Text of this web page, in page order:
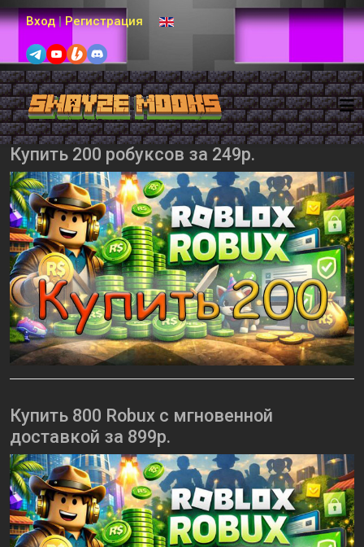
Вход | Регистрация Выберите язык
Купить 200 робуксов за 249р.
Купить 800 Robux с мгновенной
доставкой за 899р.